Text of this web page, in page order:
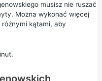
musisz nie ruszać
Można wykonać więcej
kątami, aby